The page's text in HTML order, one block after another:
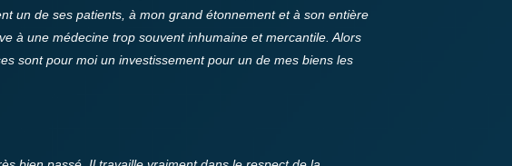
un de ses patients, à mon grand étonnement et à son entière
à une médecine trop souvent inhumaine et mercantile. Alors
sont pour moi un investissement pour un de mes biens les